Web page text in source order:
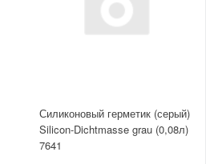
Силиконовый герметик (серый)
Silicon-Dichtmasse grau (0,08л)
7641